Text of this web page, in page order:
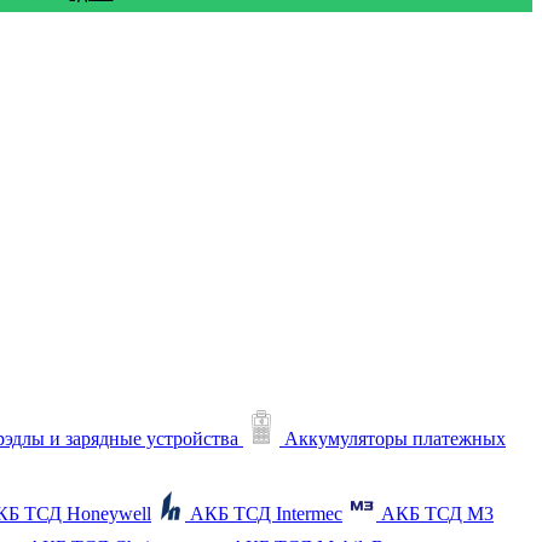
и зарядные устройства
Аккумуляторы платежных
ТСД Honeywell АКБ ТСД Intermec
АКБ ТСД M3